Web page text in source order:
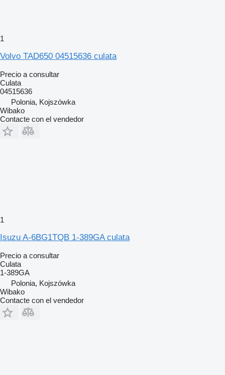
1
Volvo TAD650 04515636 culata
Precio a consultar
Culata
04515636
Polonia, Kojszówka
Wibako
Contacte con el vendedor
1
Isuzu A-6BG1TQB 1-389GA culata
Precio a consultar
Culata
1-389GA
Polonia, Kojszówka
Wibako
Contacte con el vendedor